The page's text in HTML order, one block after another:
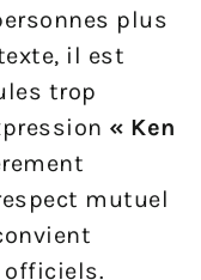
plus
il est
trop
« Ken
mutuel
officiels.